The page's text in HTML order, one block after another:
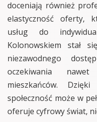
doceniają również
elastyczność oferty,
usług do
Kolonowskiem stał
niezawodnego
oczekiwania nawet
mieszkańców.
społeczność może w
oferuje cyfrowy świat,